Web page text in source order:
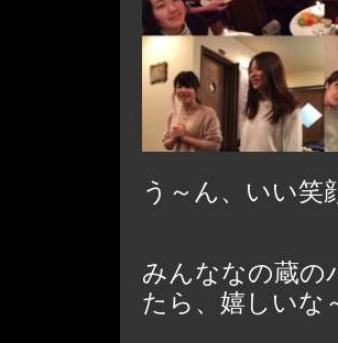
う～ん、いい笑
みんななの蔵の
たら、嬉しいな